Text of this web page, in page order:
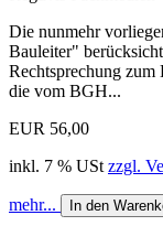
Die nunmehr
Bauleiter"
Rechtsprechung zum
die vom BGH...
EUR 56,00
inkl. 7 % USt zzgl.
mehr... In den